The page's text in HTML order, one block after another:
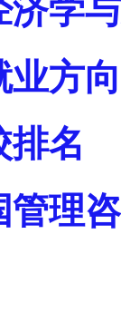
学
方
排名
理